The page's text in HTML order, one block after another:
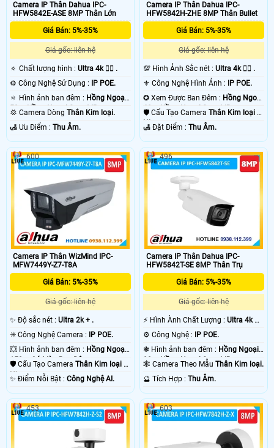
Camera IP Thân Dahua IPC-
HFW5842E-ASE 8MP Thân Lớn
Giá Bán: 5%-35%
Giá gốc: liên hệ
🔅 Chất lượng hình : Ultra 4k 👍🏾 .
⚙ Công Nghệ Sử Dụng :
IP POE.
🔅 Hình ảnh ban đêm : Hồng Ngoại
50m Hồng Ngoại Smart IR.
💢 Camera Dòng Thân Kim loại.
️🛃 Ưu Điểm : Thu Âm.
Camera IP Thân Dahua IPC-
HFW5842H-ZHE 8MP Thân Bullet
Giá Bán: 5%-35%
Giá gốc: liên hệ
💯 Hình Ảnh Sắc nét :Ultra 4k 👍🏾 .
⚜️ Công Nghệ Hình Ảnh :
IP POE.
✪ Xem Được Ban Đêm : Hồng Ngoại
60m Hồng Ngoại Smart IR.
🛡 Cấu Tạo CameraThân Kim loại +
Nhựa.
️🛃 Đặt Điểm :Thu Âm.
Camera IP Thân WizMind IPC-
MFW7449Y-Z7-T8A
Giá Bán: 5%-35%
Giá gốc: liên hệ
✨ Độ sắc nét : Ultra 2k + .
✳️ Công Nghệ Camera : IP POE.
💥 Hình ảnh ban đêm : Hồng Ngoại
150m Có Màu Ban Ðêm.
🛡 Cấu Tạo Camera Thân Kim loại +
Nhựa.
️✨ Điểm Nỗi Bật : Công Nghệ AI.
600
Camera IP Thân Dahua IPC-
HFW5842T-SE 8MP Thân Trụ
Giá Bán: 5%-35%
Giá gốc: liên hệ
️⚡ Hình Ành Chất Lượng :Ultra 4k 👍🏾
⚙ Công Nghệ : IP POE.
❃ Hình ảnh ban đêm : Hồng Ngoại
80m Hồng Ngoại Smart IR.
🕸️ Camera Theo MẫuThân Kim loại.
️🔮 Tích Hợp :Thu Âm.
496
453 603